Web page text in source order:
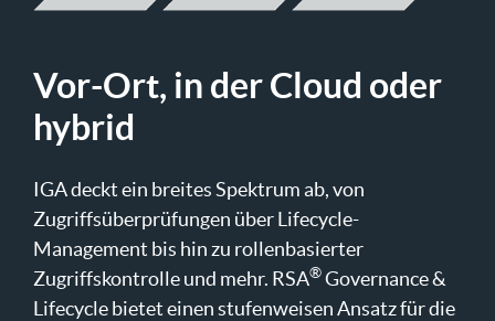
Vor-Ort, in der Cloud oder
hybrid
IGA deckt ein breites Spektrum ab, von
Zugriffsüberprüfungen über Lifecycle-
Management bis hin zu rollenbasierter
Zugriffskontrolle und mehr. RSA® Governance &
Lifecycle bietet einen stufenweisen Ansatz für die